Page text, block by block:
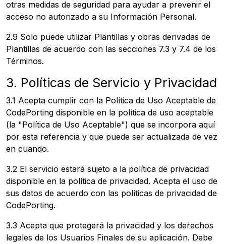
otras medidas de seguridad para ayudar a prevenir el
acceso no autorizado a su Información Personal.
2.9 Solo puede utilizar Plantillas y obras derivadas de
Plantillas de acuerdo con las secciones 7.3 y 7.4 de los
Términos.
3. Políticas de Servicio y Privacidad
3.1 Acepta cumplir con la Política de Uso Aceptable de
CodePorting disponible en la política de uso aceptable
(la "Política de Uso Aceptable") que se incorpora aquí
por esta referencia y que puede ser actualizada de vez
en cuando.
3.2 El servicio estará sujeto a la política de privacidad
disponible en la política de privacidad. Acepta el uso de
sus datos de acuerdo con las políticas de privacidad de
CodePorting.
3.3 Acepta que protegerá la privacidad y los derechos
legales de los Usuarios Finales de su aplicación. Debe